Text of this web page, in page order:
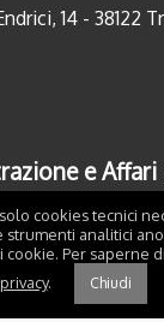
14 - 38122
e Affari
Trento
cookies tecnici
analitici
Per saperne
privacy. Chiudi